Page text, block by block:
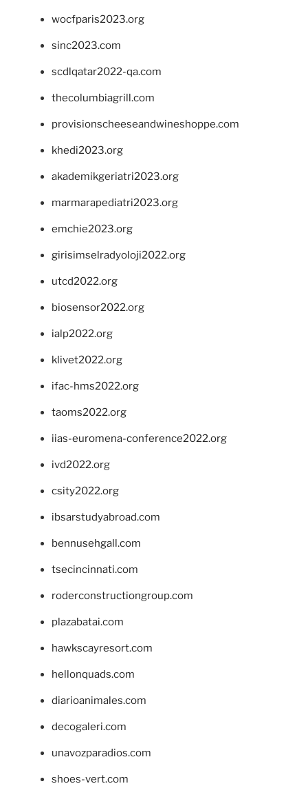
wocfparis2023.org
sinc2023.com
scdlqatar2022-qa.com
thecolumbiagrill.com
provisionscheeseandwineshoppe.com
khedi2023.org
akademikgeriatri2023.org
marmarapediatri2023.org
emchie2023.org
girisimselradyoloji2022.org
utcd2022.org
biosensor2022.org
ialp2022.org
klivet2022.org
ifac-hms2022.org
taoms2022.org
iias-euromena-conference2022.org
ivd2022.org
csity2022.org
ibsarstudyabroad.com
bennusehgall.com
tsecincinnati.com
roderconstructiongroup.com
plazabatai.com
hawkscayresort.com
hellonquads.com
diarioanimales.com
decogaleri.com
unavozparadios.com
shoes-vert.com